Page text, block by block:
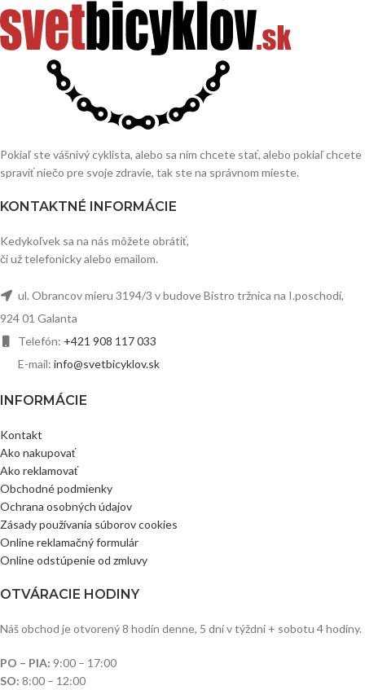
Pokiaľ ste vášnivý cyklista, alebo sa ním chcete stať, alebo pokiaľ chcete
spraviť niečo pre svoje zdravie, tak ste na správnom mieste.
KONTAKTNÉ INFORMÁCIE
Kedykoľvek sa na nás môžete obrátiť,
či už telefonicky alebo emailom.
ul. Obrancov mieru 3194/3 v budove Bistro tržnica na I.poschodí,
924 01 Galanta
Telefón: +421 908 117 033
E-mail: info@svetbicyklov.sk
INFORMÁCIE
Kontakt
Ako nakupovať
Ako reklamovať
Obchodné podmienky
Ochrana osobných údajov
Zásady používania súborov cookies
Online reklamačný formulár
Online odstúpenie od zmluvy
OTVÁRACIE HODINY
Náš obchod je otvorený 8 hodín denne, 5 dní v týždni + sobotu 4 hodiny.
PO – PIA: 9:00 – 17:00
SO: 8:00 – 12:00